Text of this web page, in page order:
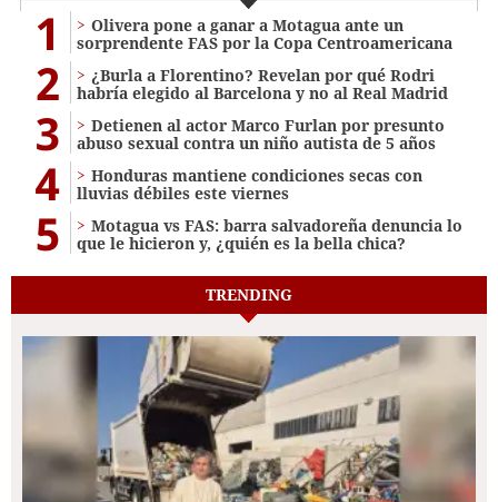
1
Olivera pone a ganar a Motagua ante un
sorprendente FAS por la Copa Centroamericana
2
¿Burla a Florentino? Revelan por qué Rodri
habría elegido al Barcelona y no al Real Madrid
3
Detienen al actor Marco Furlan por presunto
abuso sexual contra un niño autista de 5 años
4
Honduras mantiene condiciones secas con
lluvias débiles este viernes
5
Motagua vs FAS: barra salvadoreña denuncia lo
que le hicieron y, ¿quién es la bella chica?
TRENDING